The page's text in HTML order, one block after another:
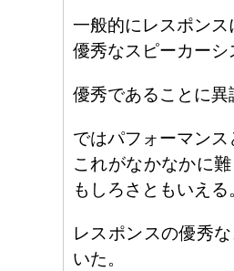
一般的にレスポン
優秀なスピーカー
優秀であることに異
ではパフォーマン
これがなかなかに
もしろさともいえる
レスポンスの優秀
いた。